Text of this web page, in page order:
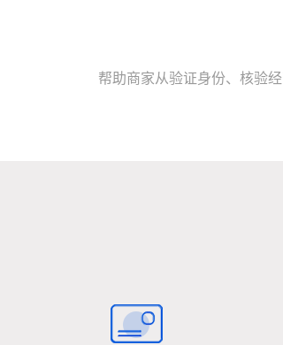
帮助商家从验证身份、核验